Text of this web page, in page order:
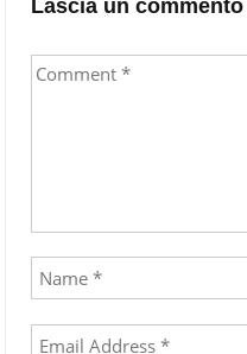
Lascia un commento